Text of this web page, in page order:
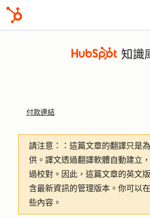
知識
付款連結
請注意：
：這篇文章的翻譯只是
供。譯文透過翻譯軟體自動建立
過校對。因此，這篇文章的英文
含最新資訊的管理版本。你可以在
些內容。